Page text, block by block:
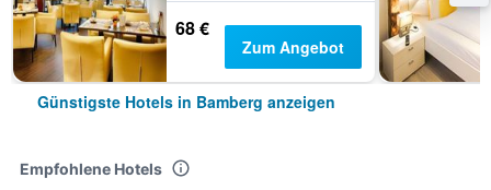
68 €
Zum Angebot
Günstigste Hotels in Bamberg anzeigen
Empfohlene Hotels